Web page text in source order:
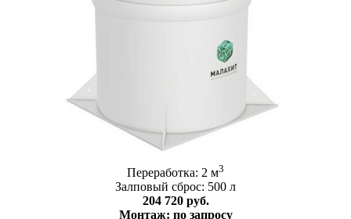
Переработка: 2 м3
Залповый сброс: 500 л
204 720 руб.
Монтаж: по запросу